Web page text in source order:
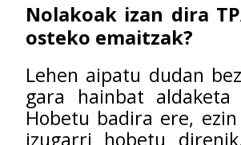
Nolakoak izan dira
osteko emaitzak?
Lehen aipatu dudan
gara hainbat aldaketa
Hobetu badira ere,
izugarri hobetu